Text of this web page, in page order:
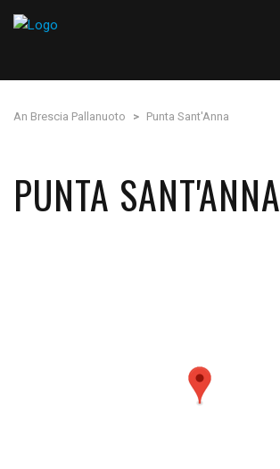
An Brescia Pallanuoto > Punta Sant'Anna
PUNTA SANT'ANNA